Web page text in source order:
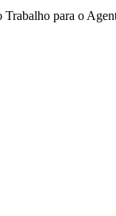
para o